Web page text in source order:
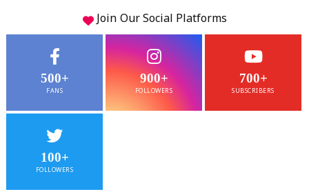
Join Our Social Platforms
500+
FANS
900+
FOLLOWERS
700+
SUBSCRIBERS
100+
FOLLOWERS